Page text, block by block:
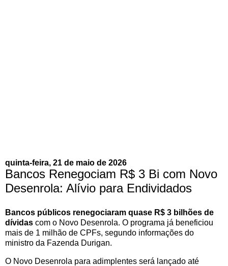
quinta-feira, 21 de maio de 2026
Bancos Renegociam R$ 3 Bi com Novo
Desenrola: Alívio para Endividados
Bancos públicos renegociaram quase R$ 3 bilhões de
dívidas com o Novo Desenrola. O programa já beneficiou
mais de 1 milhão de CPFs, segundo informações do
ministro da Fazenda Durigan.
O Novo Desenrola para adimplentes será lançado até